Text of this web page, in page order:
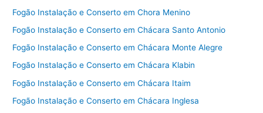
Fogão Instalação e Conserto em Chora Menino
Fogão Instalação e Conserto em Chácara Santo Antonio
Fogão Instalação e Conserto em Chácara Monte Alegre
Fogão Instalação e Conserto em Chácara Klabin
Fogão Instalação e Conserto em Chácara Itaim
Fogão Instalação e Conserto em Chácara Inglesa